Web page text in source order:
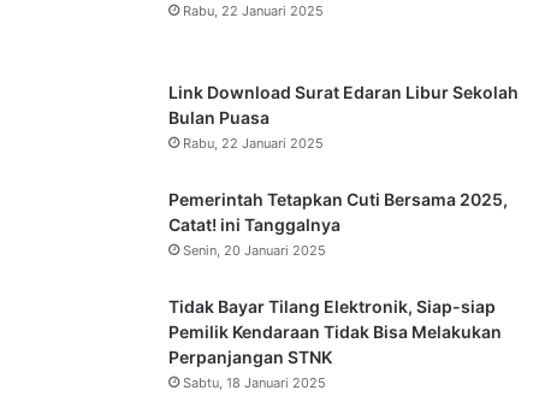
Rabu, 22 Januari 2025
Link Download Surat Edaran Libur Sekolah
Bulan Puasa
Rabu, 22 Januari 2025
Pemerintah Tetapkan Cuti Bersama 2025,
Catat! ini Tanggalnya
Senin, 20 Januari 2025
Tidak Bayar Tilang Elektronik, Siap-siap
Pemilik Kendaraan Tidak Bisa Melakukan
Perpanjangan STNK
Sabtu, 18 Januari 2025